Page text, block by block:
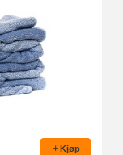
Kjøp